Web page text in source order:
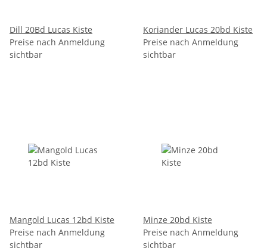
Dill 20Bd Lucas Kiste
Preise nach Anmeldung
sichtbar
Koriander Lucas 20bd Kiste
Preise nach Anmeldung
sichtbar
Mangold Lucas 12bd Kiste
Preise nach Anmeldung
sichtbar
Minze 20bd Kiste
Preise nach Anmeldung
sichtbar